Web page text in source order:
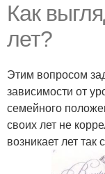
Как
лет?
Этим вопросом
зависимости от
семейного
своих лет не
возникает лет